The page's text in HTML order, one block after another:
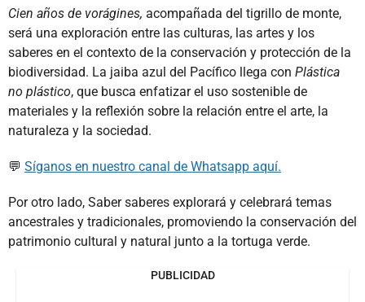
Cien años de vorágines, acompañada del tigrillo de monte,
será una exploración entre las culturas, las artes y los
saberes en el contexto de la conservación y protección de la
biodiversidad. La jaiba azul del Pacífico llega con Plástica
no plástico, que busca enfatizar el uso sostenible de
materiales y la reflexión sobre la relación entre el arte, la
naturaleza y la sociedad.
💬 Síganos en nuestro canal de Whatsapp aquí.
Por otro lado, Saber saberes explorará y celebrará temas
ancestrales y tradicionales, promoviendo la conservación del
patrimonio cultural y natural junto a la tortuga verde.
PUBLICIDAD